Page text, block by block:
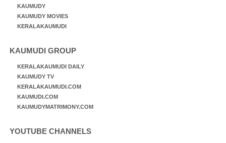
KAUMUDY
KAUMUDY MOVIES
KERALAKAUMUDI
KAUMUDI GROUP
KERALAKAUMUDI DAILY
KAUMUDY TV
KERALAKAUMUDI.COM
KAUMUDI.COM
KAUMUDYMATRIMONY.COM
YOUTUBE CHANNELS